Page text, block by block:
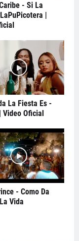
- Si La
|
La Fiesta Es -
Video Oficial
- Como Da
Vida